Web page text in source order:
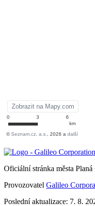
Oficiální stránka města
Provozovatel Galileo
Poslední aktualizace: 7. 8.